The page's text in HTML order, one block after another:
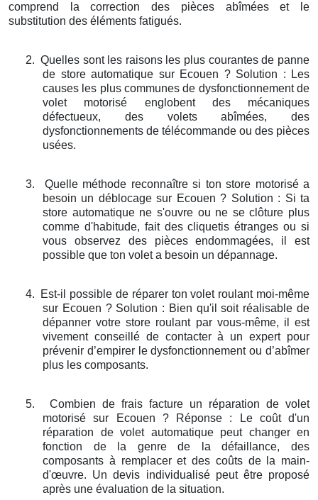
comprend la correction des pièces abîmées et le
substitution des éléments fatigués.
2. Quelles sont les raisons les plus courantes de panne
de store automatique sur Ecouen ? Solution : Les
causes les plus communes de dysfonctionnement de
volet motorisé englobent des mécaniques
défectueux, des volets abîmées, des
dysfonctionnements de télécommande ou des pièces
usées.
3.
Quelle méthode reconnaître si ton store motorisé a
besoin un déblocage sur Ecouen ? Solution : Si ta
store automatique ne s'ouvre ou ne se clôture plus
comme d'habitude, fait des cliquetis étranges ou si
vous observez des pièces endommagées, il est
possible que ton volet a besoin un dépannage.
4.
Est-il possible de réparer ton volet roulant moi-même
sur Ecouen ? Solution : Bien qu'il soit réalisable de
dépanner votre store roulant par vous-même, il est
vivement conseillé de contacter à un expert pour
prévenir d’empirer le dysfonctionnement ou d’abîmer
plus les composants.
5.
Combien de frais facture un réparation de volet
motorisé sur Ecouen ? Réponse : Le coût d'un
réparation de volet automatique peut changer en
fonction de la genre de la défaillance, des
composants à remplacer et des coûts de la main-
d'œuvre. Un devis individualisé peut être proposé
après une évaluation de la situation.